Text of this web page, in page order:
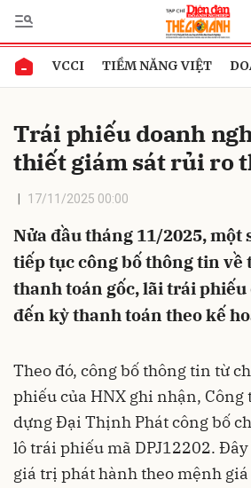
VCCI TIỀM NĂNG VIỆT
Trái phiếu doanh
thiết giám sát rủi ro
17/11/2025 00:00
Nửa đầu tháng 11/2025, một
tiếp tục công bố thông tin
thanh toán gốc, lãi trái
đến kỳ thanh toán theo kế
Theo đó, công bố thông tin từ
phiếu của HNX ghi nhận, Công
dựng Đại Thịnh Phát công bố
lô trái phiếu mã DPJ12202.
giá trị phát hành theo mệnh
Gửi bình luận